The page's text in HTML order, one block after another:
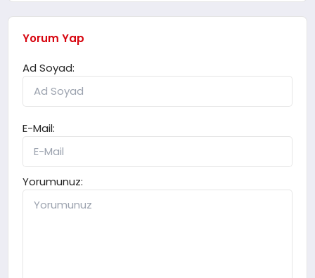
Yorum Yap
Ad Soyad:
E-Mail:
Yorumunuz: